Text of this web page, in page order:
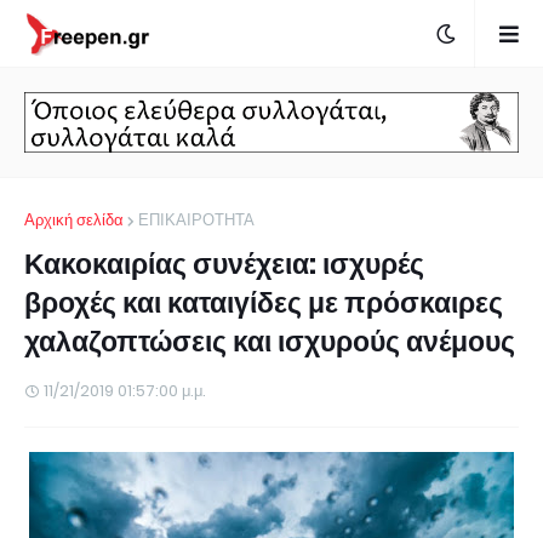
Αρχική σελίδα ΕΠΙΚΑΙΡΟΤΗΤΑ
Κακοκαιρίας συνέχεια: ισχυρές
βροχές και καταιγίδες με πρόσκαιρες
χαλαζοπτώσεις και ισχυρούς ανέμους
11/21/2019 01:57:00 μ.μ.